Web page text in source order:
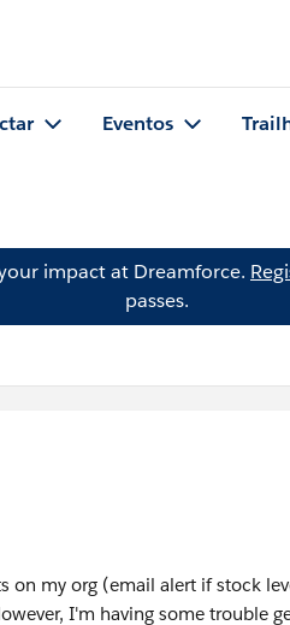
Eventos
impact at Dreamforce.
passes.
on my org (email alert if stock
I'm having some trouble